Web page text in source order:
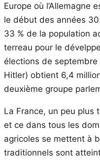
Europe où l’Allemagne
le début des années
33 % de la population
terreau pour le
élections de
Hitler) obtient 6,4
deuxième groupe
La France, un peu plus
et ce dans tous les
agricoles se mettent à
traditionnels sont